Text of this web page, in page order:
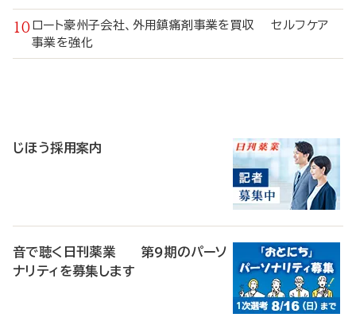
ロート豪州子会社、外用鎮痛剤事業を買収 セルフケア
事業を強化
じほう採用案内
音で聴く日刊薬業 第9期のパーソ
ナリティを募集します